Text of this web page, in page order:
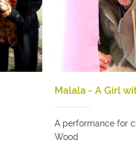
Malala - A Girl
A performance for
Wood